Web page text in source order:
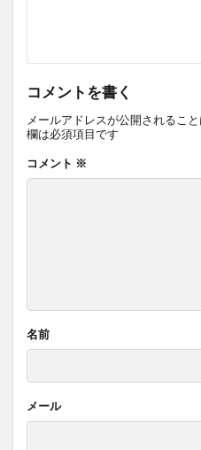
コメントを書く
メールアドレスが公開されること
欄は必須項目です
コメント ※
名前
メール